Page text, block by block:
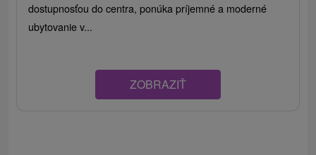
dostupnosťou do centra, ponúka príjemné a moderné
ubytovanie v...
ZOBRAZIŤ